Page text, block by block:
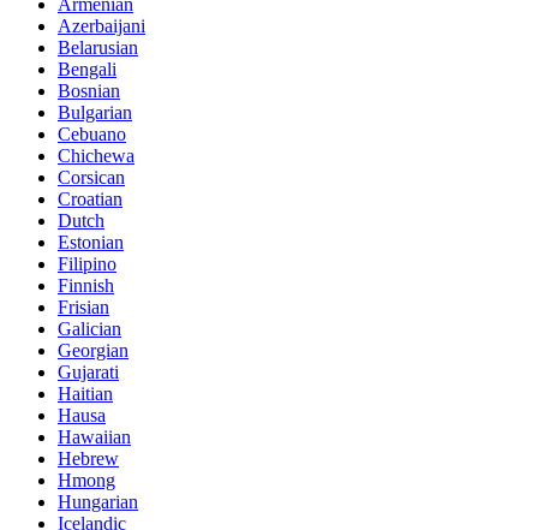
Azerbaijani
Belarusian
Bengali
Bosnian
Bulgarian
Cebuano
Chichewa
Corsican
Croatian
Dutch
Estonian
Filipino
Finnish
Frisian
Galician
Georgian
Gujarati
Haitian
Hausa
Hawaiian
Hebrew
Hmong
Hungarian
Icelandic